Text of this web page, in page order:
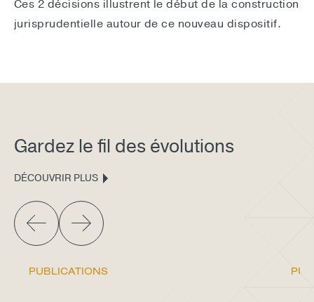
Ces 2 décisions illustrent le début de la construction
jurisprudentielle autour de ce nouveau dispositif.
Gardez le fil des évolutions
DÉCOUVRIR PLUS
PUBLICATIONS